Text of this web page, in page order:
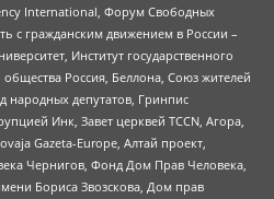
International, Форум Свободных
с гражданским движением в России –
Институт государственного
Россия, Беллона, Союз жителей
народных депутатов, Гринпис
Инк, Завет церквей TCCN, Агора,
Gazeta-Europe, Алтай проект,
Чернигов, Фонд Дом Прав Человека,
Бориса Звозскова, Дом прав